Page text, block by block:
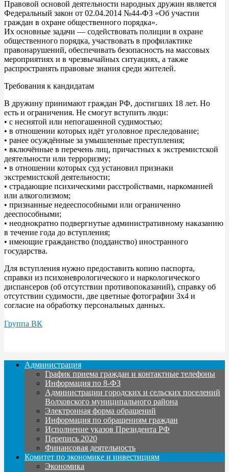
Правовой основой деятельности народных дружин является
Федеральный закон от 02.04.2014 №44-ФЗ «Об участии
граждан в охране общественного порядка».
Их основные задачи — содействовать полиции в охране
общественного порядка, участвовать в профилактике
правонарушений, обеспечивать безопасность на массовых
мероприятиях и в чрезвычайных ситуациях, а также
распространять правовые знания среди жителей.
Требования к кандидатам
В дружину принимают граждан РФ, достигших 18 лет. Но
есть и ограничения. Не смогут вступить люди:
• с неснятой или непогашенной судимостью;
• в отношении которых идёт уголовное преследование;
• ранее осуждённые за умышленные преступления;
• включённые в перечень лиц, причастных к экстремистской
деятельности или терроризму;
• в отношении которых суд установил признаки
экстремистской деятельности;
• страдающие психическими расстройствами, наркоманией
или алкоголизмом;
• признанные недееспособными или ограниченно
дееспособными;
• неоднократно подвергнутые административному наказанию
в течение года до вступления;
• имеющие гражданство (подданство) иностранного
государства.
Для вступления нужно предоставить копию паспорта,
справки из психоневрологического и наркологического
диспансеров (об отсутствии противопоказаний), справку об
отсутствии судимости, две цветные фотографии 3x4 и
согласие на обработку персональных данных.
Группа ВК
Администрация
График приема граждан и контактные телефоны
Информация по 8-ФЗ
Администрации городских и сельских поселений
Волховского муниципального района
Электронная форма обращений
Информация по обращениям граждан
Исполнение указов Президента РФ
Перепись 2020
Финансовая деятельность
Комитет по экономике и инвестициям
Экономика